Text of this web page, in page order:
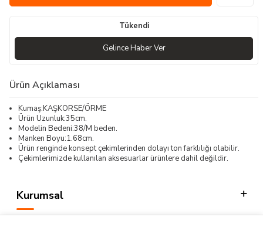
Tükendi
Gelince Haber Ver
Ürün Açıklaması
Kumaş:KAŞKORSE/ÖRME
Ürün Uzunluk:35cm.
Modelin Bedeni:38/M beden.
Manken Boyu:1.68cm.
Ürün renginde konsept çekimlerinden dolayı ton farklılığı olabilir.
Çekimlerimizde kullanılan aksesuarlar ürünlere dahil değildir.
Kurumsal